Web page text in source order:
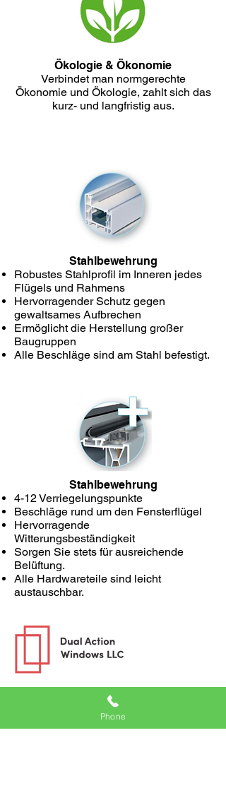
Ökologie & Ökonomie
Verbindet man normgerechte
Ökonomie und Ökologie, zahlt sich das
kurz- und langfristig aus.
Stahlbewehrung
Robustes Stahlprofil im Inneren jedes
Flügels und Rahmens
Hervorragender Schutz gegen
gewaltsames Aufbrechen
Ermöglicht die Herstellung großer
Baugruppen
Alle Beschläge sind am Stahl befestigt.
Stahlbewehrung
4-12 Verriegelungspunkte
Beschläge rund um den Fensterflügel
Hervorragende
Witterungsbeständigkeit
Sorgen Sie stets für ausreichende
Belüftung.
Alle Hardwareteile sind leicht
austauschbar.
uPVC-Fenster
Phone